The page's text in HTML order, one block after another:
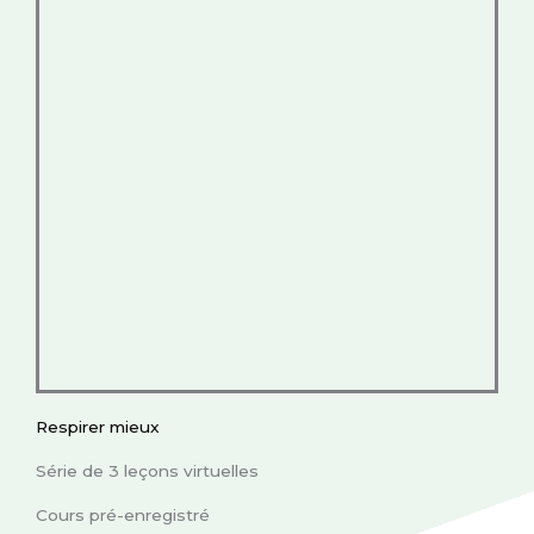
Respirer mieux
Série de 3 leçons virtuelles
Cours pré-enregistré